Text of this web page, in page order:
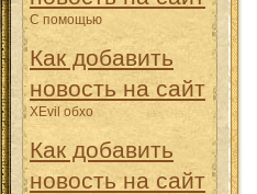
С помощью
Как добавить
новость на сайт
XEvil обхо
Как добавить
новость на сайт